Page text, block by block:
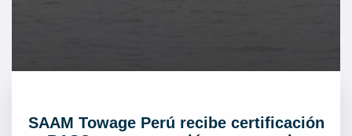
SAAM Towage Perú recibe certificación